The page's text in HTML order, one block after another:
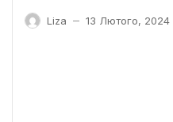
Liza — 13 Лютого, 2024